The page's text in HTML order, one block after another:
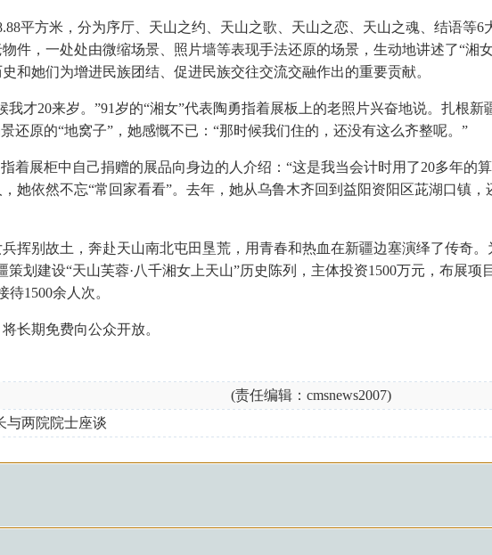
平方米，分为序厅、天山之约、天山之歌、天山之恋、天山之魂、结语等6
件，一处处由微缩场景、照片墙等表现手法还原的场景，生动地讲述了“湘
和她们为增进民族团结、促进民族交往交流交融作出的重要贡献。
才20来岁。”91岁的“湘女”代表陶勇指着展板上的老照片兴奋地说。扎根新
还原的“地窝子”，她感慨不已：“那时候我们住的，还没有这么齐整呢。”
着展柜中自己捐赠的展品向身边的人介绍：“这是我当会计时用了20多年的
她依然不忘“常回家看看”。去年，她从乌鲁木齐回到益阳资阳区茈湖口镇，
挥别故土，奔赴天山南北屯田垦荒，用青春和热血在新疆边塞演绎了传奇。
策划建设“天山芙蓉·八千湘女上天山”历史陈列，主体投资1500万元，布展项
1500余人次。
长期免费向公众开放。
(责任编辑：cmsnews2007)
与两院院士座谈